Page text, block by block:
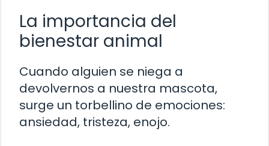
La importancia del
bienestar animal
Cuando alguien se niega a
devolvernos a nuestra mascota,
surge un torbellino de emociones:
ansiedad, tristeza, enojo.